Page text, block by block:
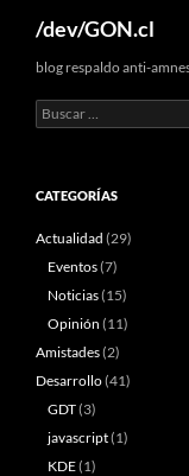
/dev/GON.cl
blog respaldo anti-
Buscar:
CATEGORÍAS
Actualidad (29)
Eventos(7)
Noticias(15)
Opinión (11)
Amistades(2)
Desarrollo(41)
GDT(3)
javascript(1)
KDE(1)